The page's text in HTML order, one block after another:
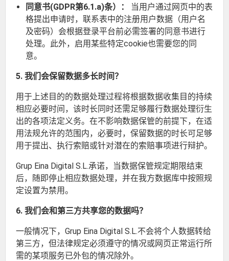
同意书(GDPR第6.1.a)条）：
当用户通过网页中的表
格提出申请时，联系表中的注册用户数据（用户名
及密码）会根据登录平台前必需签署的同意书进行
处理。此外，启用某些特定cookie也需要您的同
意。
5. 我们会保留数据多长时间？
用于上述目的的数据处理过程将根据数据收集目的持续
相应必要时间，该时长同时还需足够履行数据处理衍生
出的各项法定义务。在不影响数据保管的前提下，在适
用法规允许的范围内，必要时，保留数据的时长可足够
用于提出、执行索赔或针对潜在的索赔事项进行辩护。
Grup Eina Digital S.L.承诺，当数据保管规定期限结束
后，随即停止相应数据处理，并在我方数据库中按照规
定设置为禁用。
6. 我们会和第三方共享您的数据吗？
一般情况下，Grup Eina Digital S.L.不会将个人数据转给
第三方，但法律规定必须遵守的情况或网页正常运行所
需的某项服务已外包的情况除外。